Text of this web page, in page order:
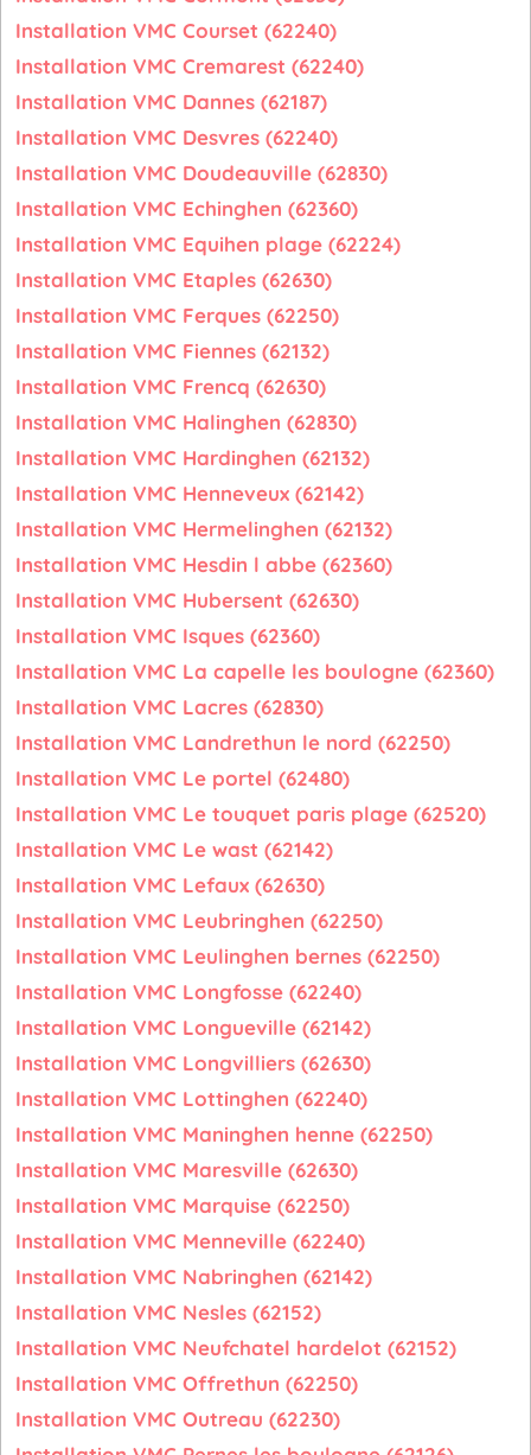
Installation VMC Courset (62240)
Installation VMC Cremarest (62240)
Installation VMC Dannes (62187)
Installation VMC Desvres (62240)
Installation VMC Doudeauville (62830)
Installation VMC Echinghen (62360)
Installation VMC Equihen plage (62224)
Installation VMC Etaples (62630)
Installation VMC Ferques (62250)
Installation VMC Fiennes (62132)
Installation VMC Frencq (62630)
Installation VMC Halinghen (62830)
Installation VMC Hardinghen (62132)
Installation VMC Henneveux (62142)
Installation VMC Hermelinghen (62132)
Installation VMC Hesdin l abbe (62360)
Installation VMC Hubersent (62630)
Installation VMC Isques (62360)
Installation VMC La capelle les boulogne (62360)
Installation VMC Lacres (62830)
Installation VMC Landrethun le nord (62250)
Installation VMC Le portel (62480)
Installation VMC Le touquet paris plage (62520)
Installation VMC Le wast (62142)
Installation VMC Lefaux (62630)
Installation VMC Leubringhen (62250)
Installation VMC Leulinghen bernes (62250)
Installation VMC Longfosse (62240)
Installation VMC Longueville (62142)
Installation VMC Longvilliers (62630)
Installation VMC Lottinghen (62240)
Installation VMC Maninghen henne (62250)
Installation VMC Maresville (62630)
Installation VMC Marquise (62250)
Installation VMC Menneville (62240)
Installation VMC Nabringhen (62142)
Installation VMC Nesles (62152)
Installation VMC Neufchatel hardelot (62152)
Installation VMC Offrethun (62250)
Installation VMC Outreau (62230)